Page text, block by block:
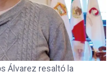
Álvarez resaltó la